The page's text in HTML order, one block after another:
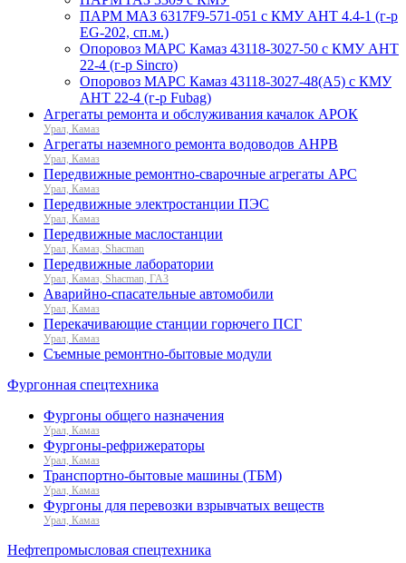
ПАРМ МАЗ 6317F9-571-051 с КМУ АНТ 4.4-1 (г-р
EG-202, сп.м.)
Опоровоз МАРС Камаз 43118-3027-50 с КМУ АНТ
22-4 (г-р Sincro)
Опоровоз МАРС Камаз 43118-3027-48(A5) с КМУ
АНТ 22-4 (г-р Fubag)
Агрегаты ремонта и обслуживания качалок АРОК
Урал, Камаз
Агрегаты наземного ремонта водоводов АНРВ
Урал, Камаз
Передвижные ремонтно-сварочные агрегаты АРС
Урал, Камаз
Передвижные электростанции ПЭС
Урал, Камаз
Передвижные маслостанции
Урал, Камаз, Shacman
Передвижные лаборатории
Урал, Камаз, Shacman, ГАЗ
Аварийно-спасательные автомобили
Урал, Камаз
Перекачивающие станции горючего ПСГ
Урал, Камаз
Съемные ремонтно-бытовые модули
Фургонная спецтехника
Фургоны общего назначения
Урал, Камаз
Фургоны-рефрижераторы
Урал, Камаз
Транспортно-бытовые машины (ТБМ)
Урал, Камаз
Фургоны для перевозки взрывчатых веществ
Урал, Камаз
Нефтепромысловая спецтехника